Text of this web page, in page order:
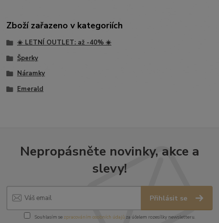
Zboží zařazeno v kategoriích
☀️ LETNÍ OUTLET: až -40% ☀️
Šperky
Náramky
Emerald
Nepropásněte novinky, akce a
slevy!
Přihlásit se
Souhlasím se zpracováním osobních údajůza účelem rozesílky newsletteru.